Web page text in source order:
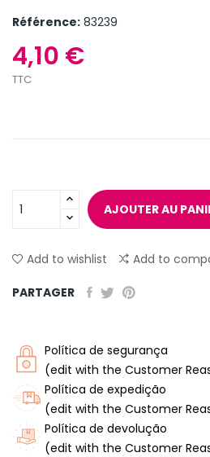
Référence: 83239
4,10 €
TTC
AJOUTER AU
Add to wishlist Add to
PARTAGER
Política de segurança
(edit with the Customer
Política de expedição
(edit with the Customer
Política de devolução
(edit with the Customer